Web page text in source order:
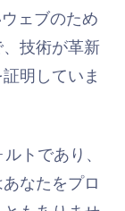
ェブのため
技術が革新
明していま
トであり、
なたをプロ